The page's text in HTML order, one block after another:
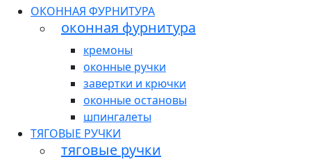
ОКОННАЯ ФУРНИТУРА
оконная фурнитура
кремоны
оконные ручки
завертки и крючки
оконные остановы
шпингалеты
ТЯГОВЫЕ РУЧКИ
тяговые ручки